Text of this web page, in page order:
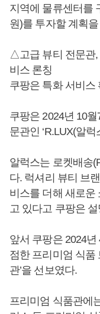
지역에 물류센터를
원)를 투자할 계획
△고급 뷰티 전문관,
비스 론칭
쿠팡은 특화 서비스
쿠팡은 2024년 10
문관인 ‘R.LUX(알럭
알럭스는 로켓배송
다. 럭셔리 뷰티 브
비스를 더해 새로운
고 있다고 쿠팡은
앞서 쿠팡은 2024
점한 프리미엄 식품
관’을 선보였다.
프리미엄 식품관에